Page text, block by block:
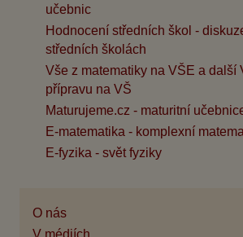
učebnic
Hodnocení středních škol -
středních školách
Vše z matematiky na VŠE a další
přípravu na VŠ
Maturujeme.cz - maturitní
E-matematika - komplexní
E-fyzika - svět fyziky
O nás
V médiích